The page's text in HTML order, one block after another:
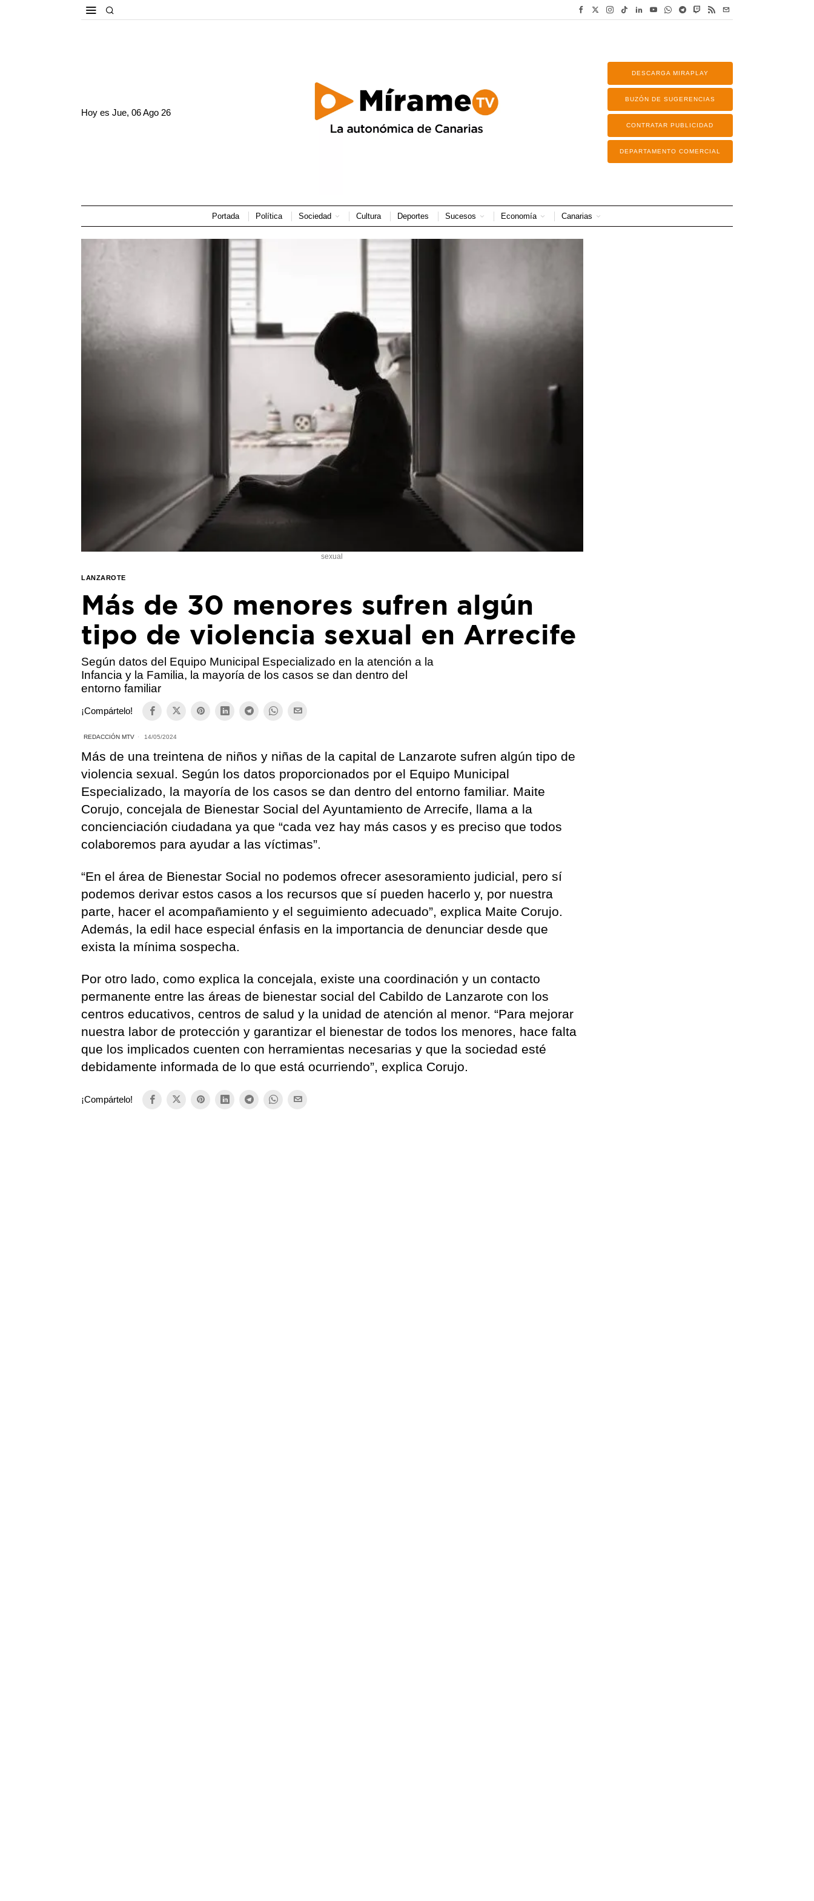
Hoy esJue, 06 Ago 26
DESCARGA MIRAPLAY
BUZÓN DE SUGERENCIAS
CONTRATAR PUBLICIDAD
DEPARTAMENTO COMERCIAL
Portada Política Sociedad Cultura Deportes Sucesos Economía Canarias
sexual
LANZAROTE
Más de 30 menores sufren algún
tipo de violencia sexual en Arrecife
Según datos del Equipo Municipal Especializado en la atención a la
Infancia y la Familia, la mayoría de los casos se dan dentro del
entorno familiar
¡Compártelo!
REDACCIÓN MTV 14/05/2024
Más de una treintena de niños y niñas de la capital de Lanzarote sufren algún tipo de
violencia sexual. Según los datos proporcionados por el Equipo Municipal
Especializado, la mayoría de los casos se dan dentro del entorno familiar. Maite
Corujo, concejala de Bienestar Social del Ayuntamiento de Arrecife, llama a la
concienciación ciudadana ya que “cada vez hay más casos y es preciso que todos
colaboremos para ayudar a las víctimas”.
“En el área de Bienestar Social no podemos ofrecer asesoramiento judicial, pero sí
podemos derivar estos casos a los recursos que sí pueden hacerlo y, por nuestra
parte, hacer el acompañamiento y el seguimiento adecuado”, explica Maite Corujo.
Además, la edil hace especial énfasis en la importancia de denunciar desde que
exista la mínima sospecha.
Por otro lado, como explica la concejala, existe una coordinación y un contacto
permanente entre las áreas de bienestar social del Cabildo de Lanzarote con los
centros educativos, centros de salud y la unidad de atención al menor. “Para mejorar
nuestra labor de protección y garantizar el bienestar de todos los menores, hace falta
que los implicados cuenten con herramientas necesarias y que la sociedad esté
debidamente informada de lo que está ocurriendo”, explica Corujo.
¡Compártelo!